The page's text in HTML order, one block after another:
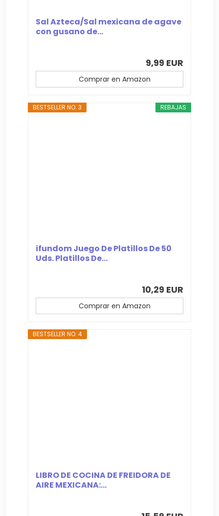
Sal Azteca/Sal mexicana de agave
con gusano de...
9,99 EUR
Comprar en Amazon
REBAJAS
BESTSELLER NO. 3
ifundom Juego De Platillos De 50
Uds. Platillos De...
10,29 EUR
Comprar en Amazon
BESTSELLER NO. 4
LIBRO DE COCINA DE FREIDORA DE
AIRE MEXICANA:...